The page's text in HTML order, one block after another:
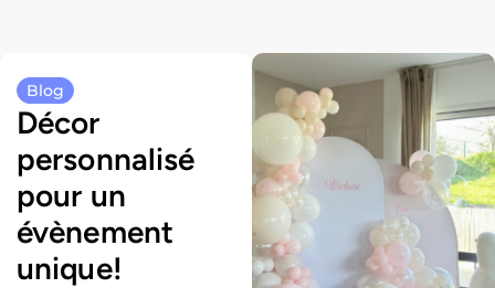
Blog
Décor
personnalisé
pour un
évènement
unique!